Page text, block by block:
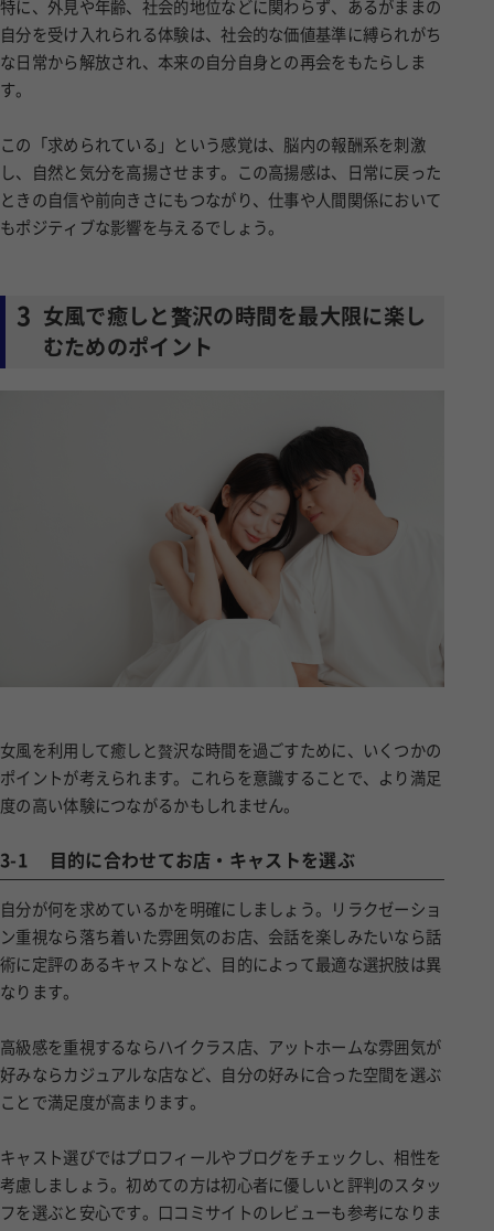
特に、外見や年齢、社会的地位などに関わらず、あるがままの
自分を受け入れられる体験は、社会的な価値基準に縛られがち
な日常から解放され、本来の自分自身との再会をもたらしま
す。
この「求められている」という感覚は、脳内の報酬系を刺激
し、自然と気分を高揚させます。この高揚感は、日常に戻った
ときの自信や前向きさにもつながり、仕事や人間関係において
もポジティブな影響を与えるでしょう。
3
女風で癒しと贅沢の時間を最大限に楽し
むためのポイント
女風を利用して癒しと贅沢な時間を過ごすために、いくつかの
ポイントが考えられます。これらを意識することで、より満足
度の高い体験につながるかもしれません。
3-1 目的に合わせてお店・キャストを選ぶ
自分が何を求めているかを明確にしましょう。リラクゼーショ
ン重視なら落ち着いた雰囲気のお店、会話を楽しみたいなら話
術に定評のあるキャストなど、目的によって最適な選択肢は異
なります。
高級感を重視するならハイクラス店、アットホームな雰囲気が
好みならカジュアルな店など、自分の好みに合った空間を選ぶ
ことで満足度が高まります。
キャスト選びではプロフィールやブログをチェックし、相性を
考慮しましょう。初めての方は初心者に優しいと評判のスタッ
フを選ぶと安心です。口コミサイトのレビューも参考になりま